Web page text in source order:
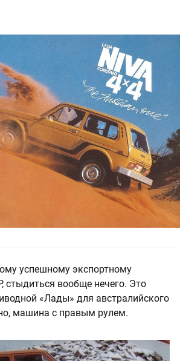
успешному экспортному
стыдиться вообще нечего. Это
«Лады» для австралийского
машина с правым рулем.